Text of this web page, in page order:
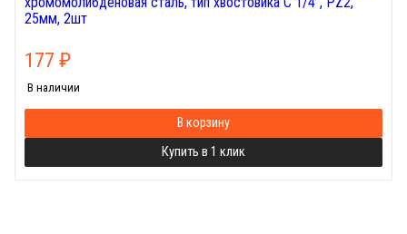
25мм, 2шт
177 ₽
В наличии
В корзину
Купить в 1 клик